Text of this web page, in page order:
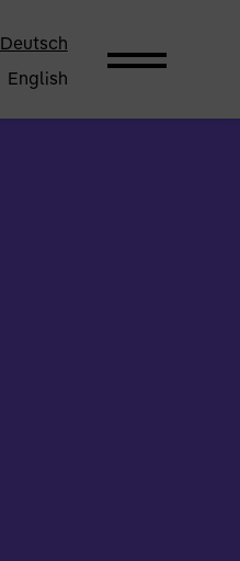
Deutsch
English